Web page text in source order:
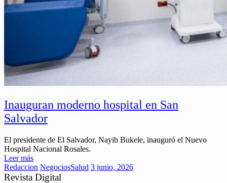
Inauguran moderno hospital en San
Salvador
El presidente de El Salvador, Nayib Bukele, inauguró el Nuevo
Hospital Nacional Rosales.
Leer más
Redaccion NegociosSalud 3 junio, 2026
Revista Digital